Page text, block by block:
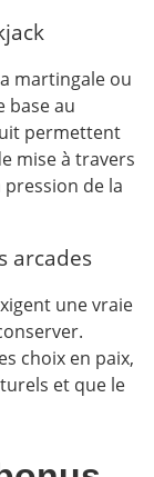
martingale ou
base au
permettent
mise à travers
de la
arcades
une vraie
choix en paix,
et que le